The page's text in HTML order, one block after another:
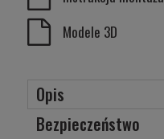
Modele 3D
Opis
Bezpieczeństwo